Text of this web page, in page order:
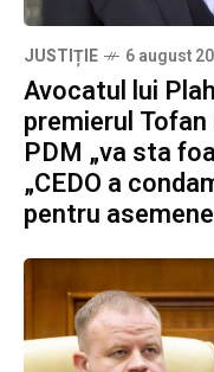
JUSTIȚIE 6 august
Avocatul lui
premierul
PDM „va sta
„CEDO a
pentru